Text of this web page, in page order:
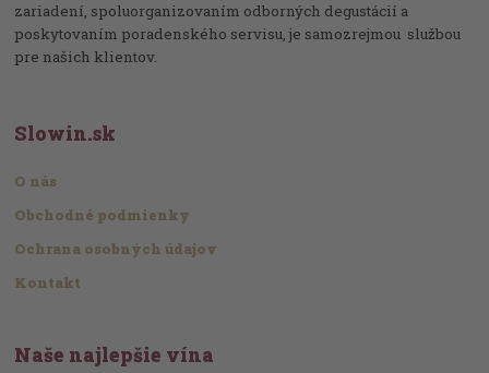
zariadení, spoluorganizovaním odborných degustácií a
poskytovaním poradenského servisu, je samozrejmou službou
pre našich klientov.
Slowin.sk
O nás
Obchodné podmienky
Ochrana osobných údajov
Kontakt
Naše najlepšie vína